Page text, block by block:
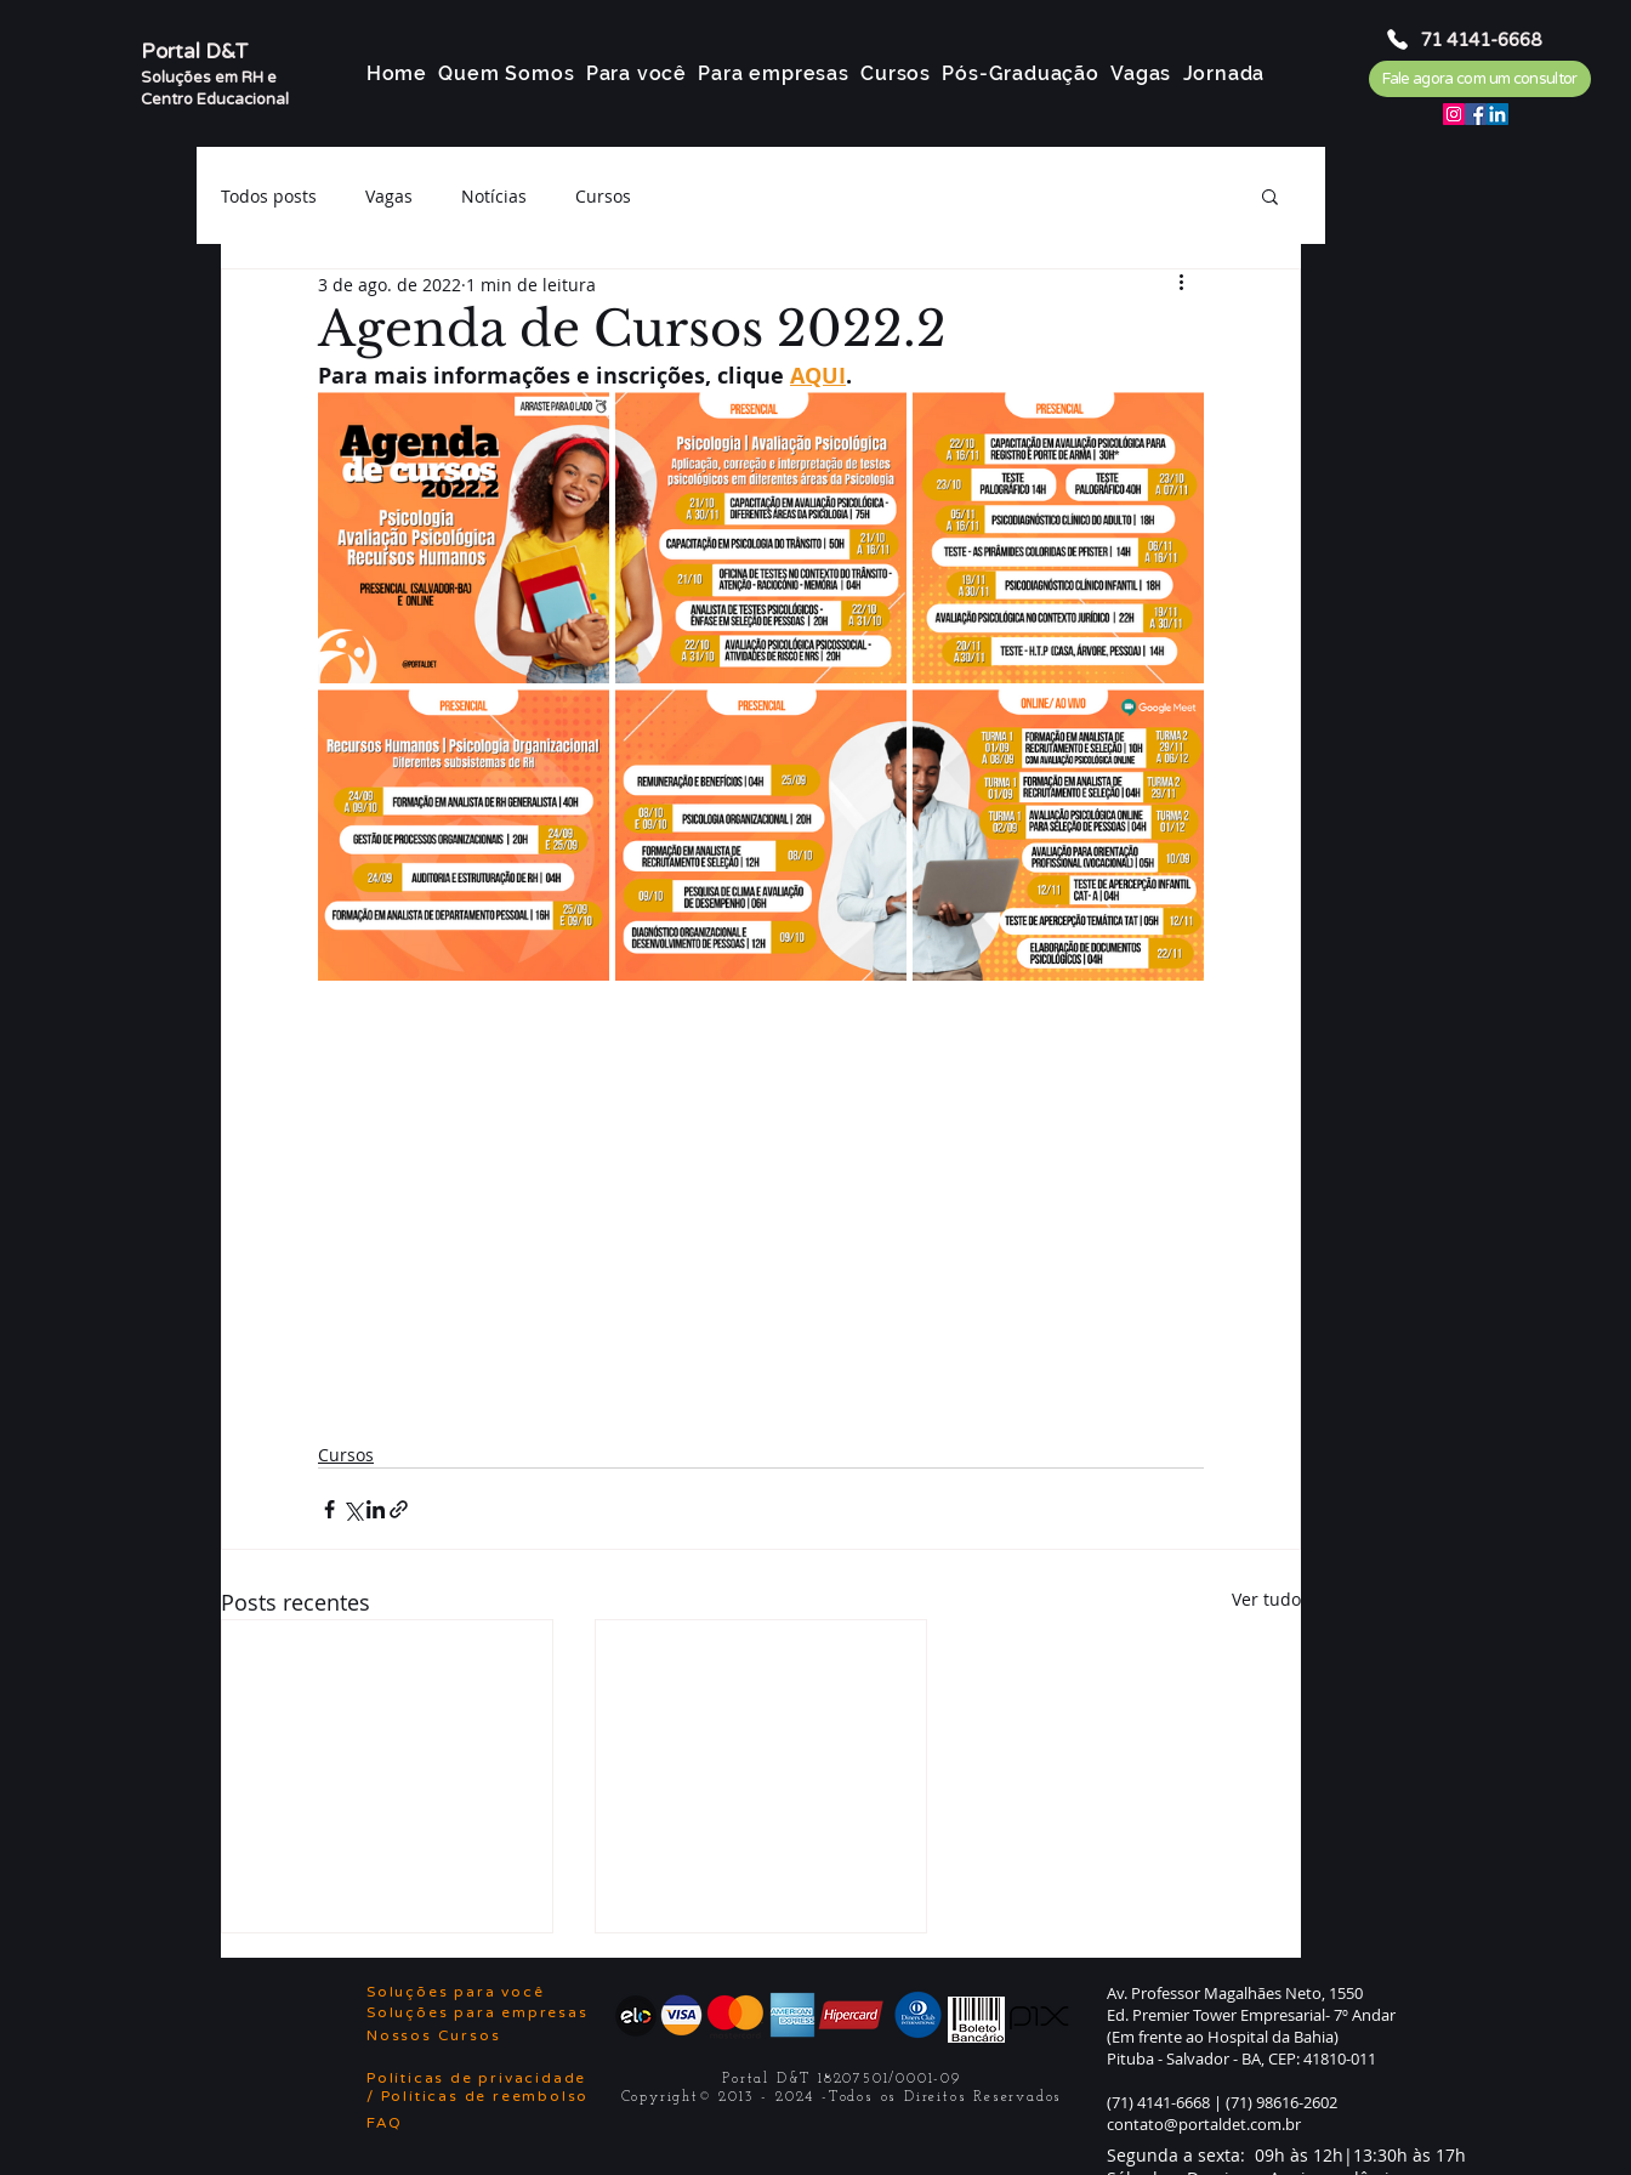
Portal D&T
Soluções em RH e
Centro Educacional
Home Quem Somos Para você Para empresas Cursos Pós-Graduação Vagas Jornada
71 4141-6668
Fale agora com um consultor
Todos posts Vagas Notícias Cursos
Agenda de Cursos 2022.2
3 de ago. de 2022 1 min de leitura
Para mais informações e inscrições, clique AQUI.
Cursos
Posts recentes Ver tudo
Soluções para você
Soluções para empresas
Nossos Cursos
Políticas de privacidade
/ Políticas de reembolso
Portal D&T 18207501/0001-09
Copyright© 2013 - 2024 -Todos os Direitos Reservados
FAQ
Av. Professor Magalhães Neto, 1550
Ed. Premier Tower Empresarial- 7º Andar
(Em frente ao Hospital da Bahia)
Pituba - Salvador - BA, CEP: 41810-011
(71) 4141-6668 | (71) 98616-2602
contato@portaldet.com.br
Segunda a sexta: 09h às 12h|13:30h às 17h